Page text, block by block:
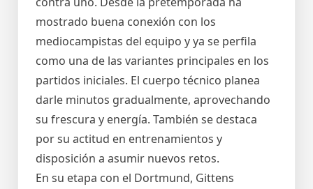
mostrado buena conexión con los
mediocampistas del equipo y ya se perfila
como una de las variantes principales en los
partidos iniciales. El cuerpo técnico planea
darle minutos gradualmente, aprovechando
su frescura y energía. También se destaca
por su actitud en entrenamientos y
disposición a asumir nuevos retos.
En su etapa con el Dortmund, Gittens